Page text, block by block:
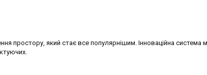
простору, який стає все популярнішим. Інноваційна система